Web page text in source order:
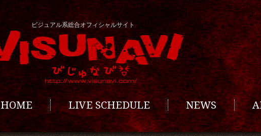
ビジュアル系総合オフィシャルサイト
HOME LIVE SCHEDULE NEWS